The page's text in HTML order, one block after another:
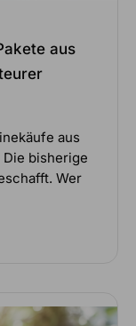
aus
aus
bisherige
Wer